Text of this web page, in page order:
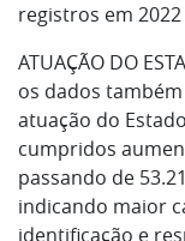
registros em
ATUAÇÃO DO
os dados
atuação do
cumpridos
passando de
indicando maior
identificação e